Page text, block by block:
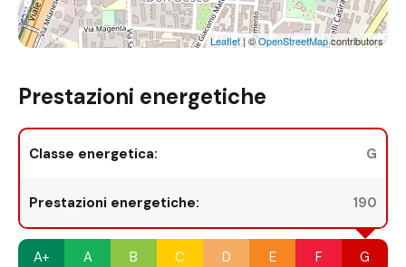
Leaflet| ©OpenStreetMapcontributors
Prestazioni energetiche
Classe energetica: G
Prestazioni energetiche: 190
A+ A B C D E F G